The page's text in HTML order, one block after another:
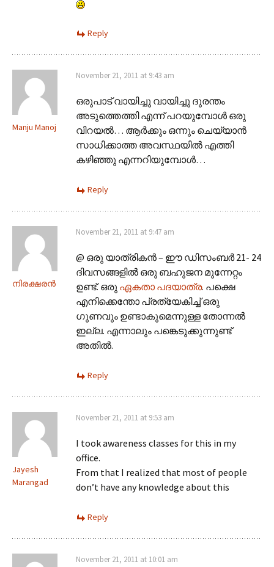
Reply
Manju Manoj
November 21, 2011 at 9:43 am
ഒരുപാട് വായിച്ചു വായിച്ചു ദുരന്തം
അടുത്തെത്തി എന്ന് പറയുമ്പോള്‍ ഒരു
വിറയല്‍… ആര്‍ക്കും ഒന്നും ചെയ്യാന്‍
സാധിക്കാത്ത അവസ്ഥയില്‍ എത്തി
കഴിഞ്ഞു എന്നറിയുമ്പോള്‍…
Reply
നിരക്ഷരൻ
November 21, 2011 at 9:47 am
@ ഒരു യാത്രികന്‍ – ഈ ഡിസംബർ 21- 24
ദിവസങ്ങളിൽ ഒരു ബഹുജന മുന്നേറ്റം
ഉണ്ട്. ഒരു ഏകതാ പദയാത്ര. പക്ഷെ
എനിക്കെന്തോ പ്രത്യേകിച്ച് ഒരു
ഗുണവും ഉണ്ടാകുമെന്നുള്ള തോന്നൽ
ഇല്ല. എന്നാലും പങ്കെടുക്കുന്നുണ്ട്
അതിൽ.
Reply
Jayesh
Marangad
November 21, 2011 at 9:53 am
I took awareness classes for this in my
office.
From that I realized that most of people
don’t have any knowledge about this
Reply
November 21, 2011 at 10:01 am